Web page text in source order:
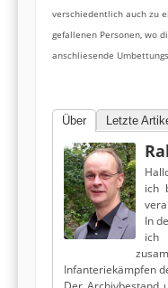
verschiedentlich auch zu
gefallenen Personen, wo
anschliesende
Über Letzte
ich
In
Infanteriekämpfen